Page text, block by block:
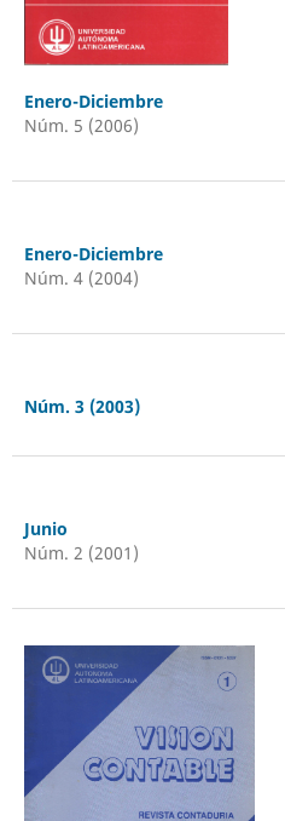
Enero-Diciembre
Núm. 5 (2006)
Enero-Diciembre
Núm. 4 (2004)
Núm. 3 (2003)
Junio
Núm. 2 (2001)